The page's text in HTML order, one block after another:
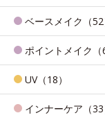
ベースメイク（52
ポイントメイク（
UV（18）
インナーケア（33